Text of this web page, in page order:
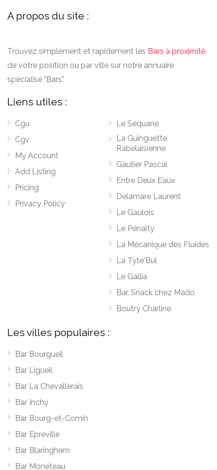
A propos du site :
Trouvez simplement et rapidement les Bars à proximité
de votre position ou par ville sur notre annuaire
spécialisé "Bars".
Liens utiles :
Cgu
Cgv
My Account
Add Listing
Pricing
Privacy Policy
Le Séquane
La Guinguette
Rabelaisienne
Gautier Pascal
Entre Deux Eaux
Delamare Laurent
Le Gaulois
Le Pénalty
La Mécanique des Fluides
La Tyte'Bul
Le Gallia
Bar. Snack chez Mado
Boutry Charline
Les villes populaires :
Bar Bourgueil
Bar Ligueil
Bar La Chevallerais
Bar Inchy
Bar Bourg-et-Comin
Bar Epreville
Bar Blaringhem
Bar Monéteau